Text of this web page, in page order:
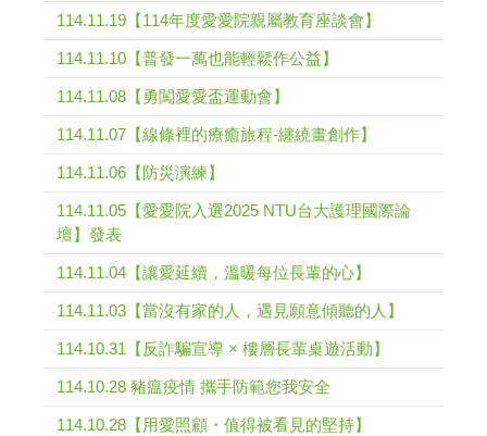
114.11.19【114年度愛愛院親屬教育座談會】
114.11.10【普發一萬也能輕鬆作公益】
114.11.08【勇闖愛愛盃運動會】
114.11.07【線條裡的療癒旅程-纏繞畫創作】
114.11.06【防災演練】
114.11.05【愛愛院入選2025 NTU台大護理國際論
壇】發表
114.11.04【讓愛延續，溫暖每位長輩的心】
114.11.03【當沒有家的人，遇見願意傾聽的人】
114.10.31【反詐騙宣導 × 樓層長輩桌遊活動】
114.10.28 豬瘟疫情 攜手防範您我安全
114.10.28【用愛照顧・值得被看見的堅持】